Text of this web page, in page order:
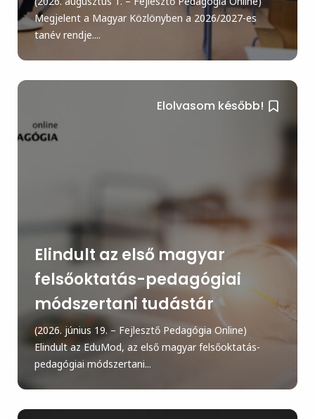
Megjelent a Magyar Közlönyben a 2026/2027-es
tanév rendje....
Elolvasom később!
Elindult az első magyar
felsőoktatás-pedagógiai
módszertani tudástár
(2026. június 19. – Fejlesztő Pedagógia Online)
Elindult az EduMod, az első magyar felsőoktatás-
pedagógiai módszertani...